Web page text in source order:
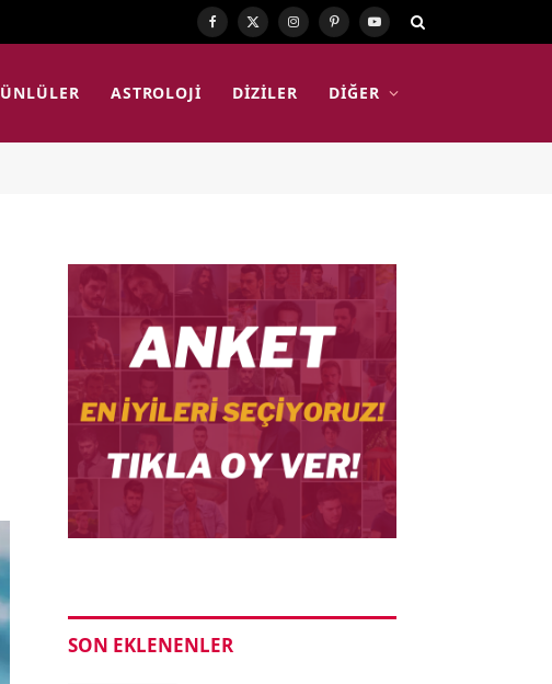
Facebook
X
Instagram
PinterestYouTube
ÜNLÜLER ASTROLOJI DIZILER DIĞER
SON EKLENENLER